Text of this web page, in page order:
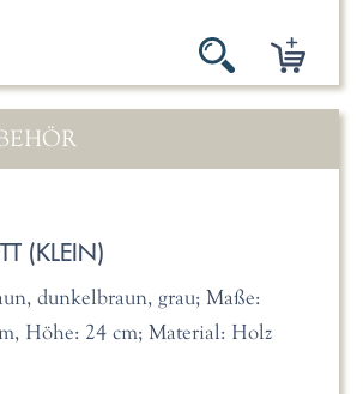
(KLEIN)
dunkelbraun, grau; Maße:
Höhe: 24 cm; Material: Holz